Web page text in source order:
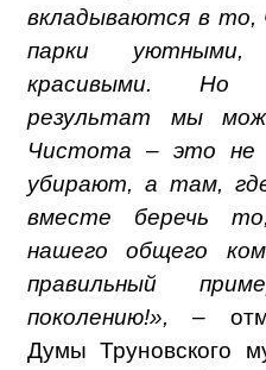
вкладываются в
парки
красивыми. Но
результат мы
Чистота – это не
убирают, а там,
вместе беречь
нашего общего
правильный
поколению!», –
Думы Труновского